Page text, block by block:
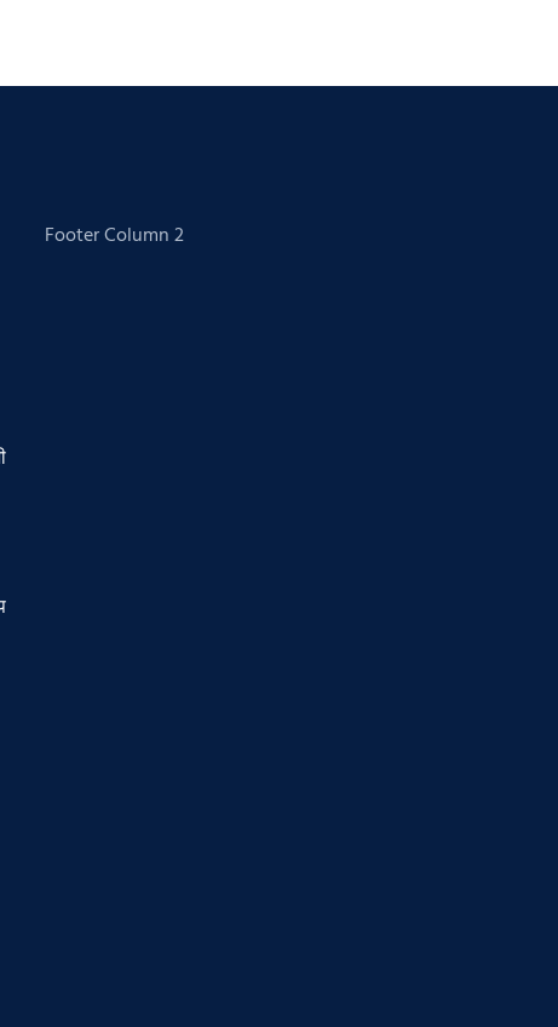
Footer Column 2